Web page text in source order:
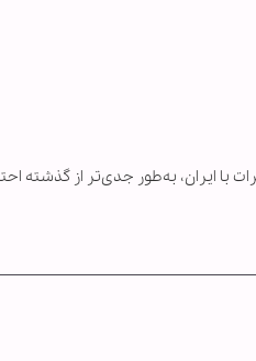
با ایران، به‌طور جدی‌تر از گذشته